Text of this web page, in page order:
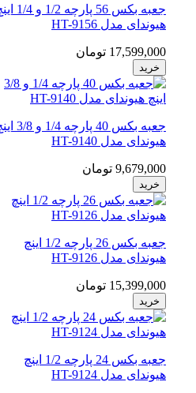
جعبه بکس 56 پارچه 1/2 و 1/4 اینچ
هیوندای مدل HT-9156
17,599,000 تومان
جعبه بکس 40 پارچه 1/4 و 3/8 اینچ
هیوندای مدل HT-9140
9,679,000 تومان
جعبه بکس 26 پارچه 1/2 اینچ
هیوندای مدل HT-9126
15,399,000 تومان
جعبه بکس 24 پارچه 1/2 اینچ
هیوندای مدل HT-9124